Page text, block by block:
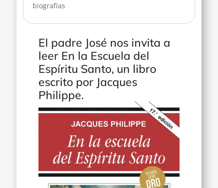
biografías
El padre José nos invita a
leer En la Escuela del
Espíritu Santo, un libro
escrito por Jacques
Philippe.